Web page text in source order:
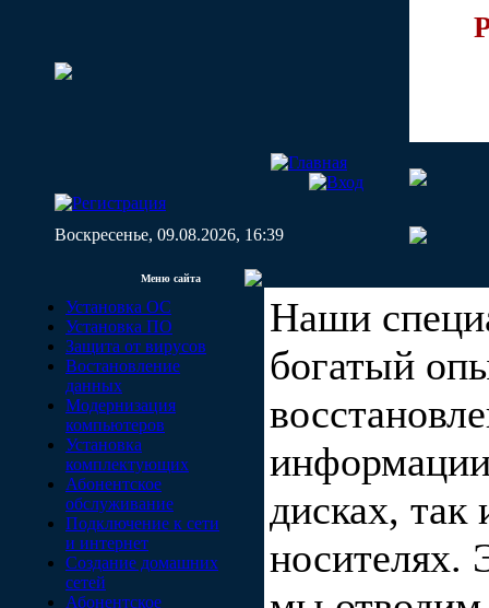
Воскресенье, 09.08.2026, 16:39
Меню сайта
Установка ОС
Установка ПО
Защита от вирусов
Востановление
данных
Модернизация
компьютеров
Установка
комплектующих
Абонентское
обслуживание
Подключение к сети
и интернет
Создание домашних
сетей
Абонентское
Наши
богатый
дисках,
носителях.